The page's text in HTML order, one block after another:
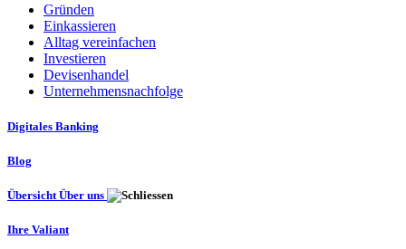
Gründen
Einkassieren
Alltag vereinfachen
Investieren
Devisenhandel
Unternehmensnachfolge
Digitales Banking
Blog
Übersicht Über uns
Ihre Valiant